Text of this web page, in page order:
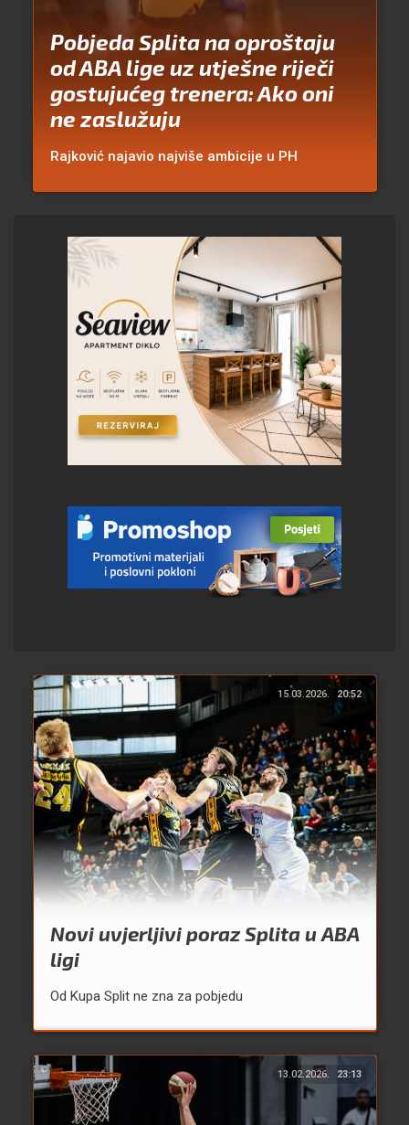
Pobjeda Splita na oproštaju
od ABA lige uz utješne riječi
gostujućeg trenera: Ako oni
ne zaslužuju
Rajković najavio najviše ambicije u PH
15.03.2026. 20:52
Novi uvjerljivi poraz Splita u ABA
ligi
Od Kupa Split ne zna za pobjedu
13.02.2026. 23:13